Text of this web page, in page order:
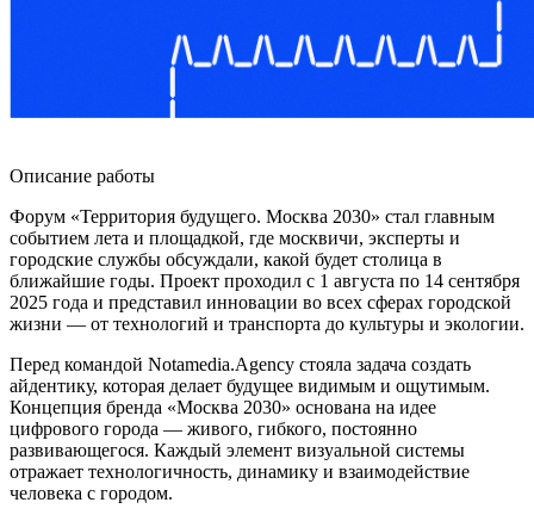
Описание работы
Форум «Территория будущего. Москва 2030» стал главным
событием лета и площадкой, где москвичи, эксперты и
городские службы обсуждали, какой будет столица в
ближайшие годы. Проект проходил с 1 августа по 14 сентября
2025 года и представил инновации во всех сферах городской
жизни — от технологий и транспорта до культуры и экологии.
Перед командой Notamedia.Agency стояла задача создать
айдентику, которая делает будущее видимым и ощутимым.
Концепция бренда «Москва 2030» основана на идее
цифрового города — живого, гибкого, постоянно
развивающегося. Каждый элемент визуальной системы
отражает технологичность, динамику и взаимодействие
человека с городом.